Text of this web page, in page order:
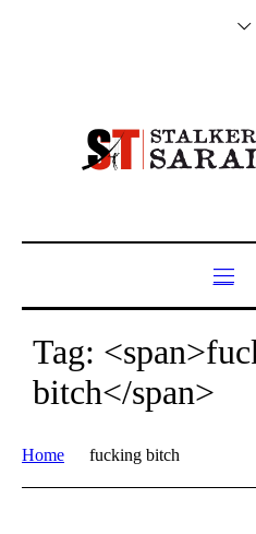
Tag:
bitch</span>
Home fucking bitch